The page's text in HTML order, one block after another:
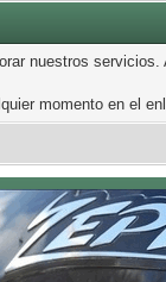
nuestros
momento en el